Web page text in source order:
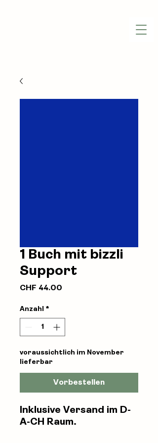
1 Buch mit bizzli
Support
CHF 44.00
Anzahl *
voraussichtlich im November
lieferbar
Vorbestellen
Inklusive Versand im D-
A-CH Raum.